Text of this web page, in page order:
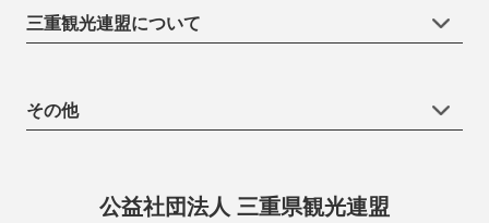
三重観光連盟について
その他
公益社団法人 三重県観光連盟